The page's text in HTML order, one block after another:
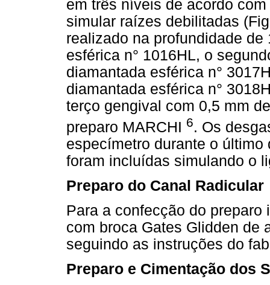
em três níveis de acordo
simular raízes debilitadas
realizado na profundidade
esférica n° 1016HL, o
diamantada esférica n°
diamantada esférica n°
terço gengival com 0,5 mm
preparo MARCHI 6. Os
especímetro durante o
foram incluídas simulando o
Preparo do Canal Radicular
Para a confecção do
com broca Gates Glidden de
seguindo as instruções do
Preparo e Cimentação dos